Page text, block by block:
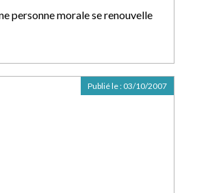
personne morale se renouvelle
Publié le : 03/10/2007